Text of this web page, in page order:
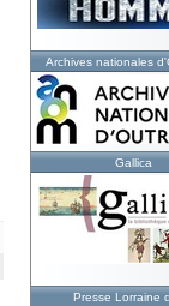
Archives nationales
Gallica
Presse Lorraine